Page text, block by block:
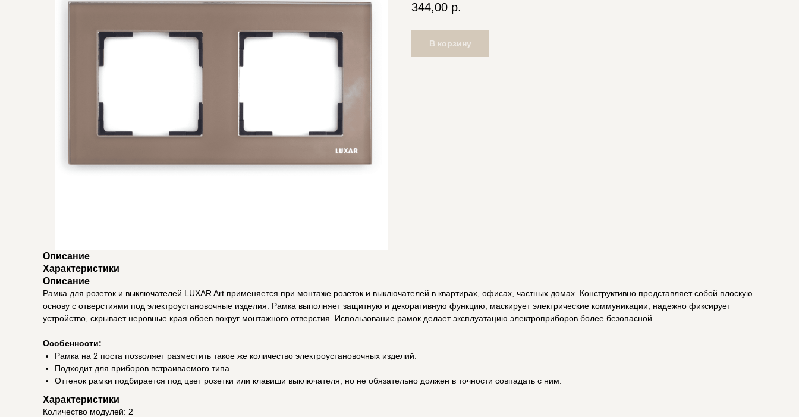
344,00 р.
В корзину
Описание
Характеристики
Описание
Рамка для розеток и выключателей LUXAR Art применяется при монтаже розеток и выключателей в квартирах, офисах, частных домах. Конструктивно представляет собой плоскую
основу с отверстиями под электроустановочные изделия. Рамка выполняет защитную и декоративную функцию, маскирует электрические коммуникации, надежно фиксирует
устройство, скрывает неровные края обоев вокруг монтажного отверстия. Использование рамок делает эксплуатацию электроприборов более безопасной.
Особенности:
Рамка на 2 поста позволяет разместить такое же количество электроустановочных изделий.
Подходит для приборов встраиваемого типа.
Оттенок рамки подбирается под цвет розетки или клавиши выключателя, но не обязательно должен в точности совпадать с ним.
Характеристики
Количество модулей: 2